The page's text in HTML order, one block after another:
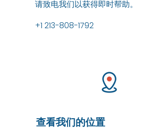
请致电我们以获得即时帮助。
+1 213-808-1792
查看我们的位置